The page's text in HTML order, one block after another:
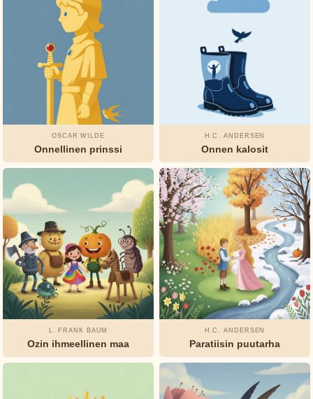
Wilde
Rudyard
Kipling
Selma
Lagerlöf
Tuhannen
ja yhden
tarinat
OSCAR WILDE
Onnellinen prinssi
H.C. ANDERSEN
Onnen kalosit
L. FRANK BAUM
Ozin ihmeellinen maa
H.C. ANDERSEN
Paratiisin puutarha